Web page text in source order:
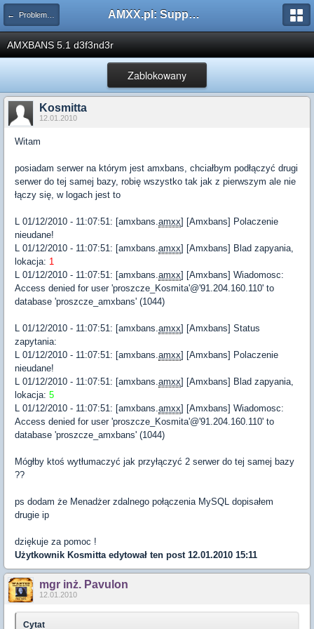
← Problemy z pluginami AMXX.pl: Support AMX Mod X i SourceMod
AMXBANS 5.1 d3f3nd3r
Zablokowany
Kosmitta
12.01.2010
Witam
posiadam serwer na którym jest amxbans, chciałbym podłączyć drugi
serwer do tej samej bazy, robię wszystko tak jak z pierwszym ale nie
łączy się, w logach jest to
L 01/12/2010 - 11:07:51: [amxbans.amxx] [Amxbans] Polaczenie
nieudane!
L 01/12/2010 - 11:07:51: [amxbans.amxx] [Amxbans] Blad zapyania,
lokacja: 1
L 01/12/2010 - 11:07:51: [amxbans.amxx] [Amxbans] Wiadomosc:
Access denied for user 'proszcze_Kosmita'@'91.204.160.110' to
database 'proszcze_amxbans' (1044)
L 01/12/2010 - 11:07:51: [amxbans.amxx] [Amxbans] Status
zapytania:
L 01/12/2010 - 11:07:51: [amxbans.amxx] [Amxbans] Polaczenie
nieudane!
L 01/12/2010 - 11:07:51: [amxbans.amxx] [Amxbans] Blad zapyania,
lokacja: 5
L 01/12/2010 - 11:07:51: [amxbans.amxx] [Amxbans] Wiadomosc:
Access denied for user 'proszcze_Kosmita'@'91.204.160.110' to
database 'proszcze_amxbans' (1044)
Mógłby ktoś wytłumaczyć jak przyłączyć 2 serwer do tej samej bazy
??
ps dodam że Menadżer zdalnego połączenia MySQL dopisałem
drugie ip
dziękuje za pomoc !
Użytkownik Kosmittaedytował ten post 12.01.2010 15:11
mgr inż. Pavulon
12.01.2010
Cytat